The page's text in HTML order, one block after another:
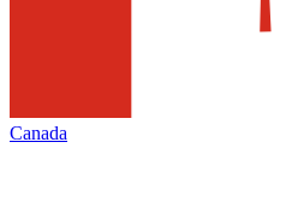
Canada